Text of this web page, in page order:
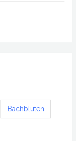
Bachblüten